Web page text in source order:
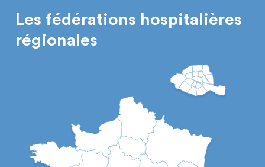
Les fédérations hospitalières
régionales